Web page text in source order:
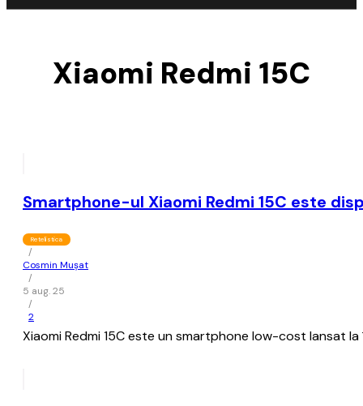
Xiaomi Redmi 15C
Smartphone-ul Xiaomi Redmi 15C este
Retelistica
/
Cosmin Mușat
/
5 aug. 25
/
2
Xiaomi Redmi 15C este un smartphone low-cost lansat